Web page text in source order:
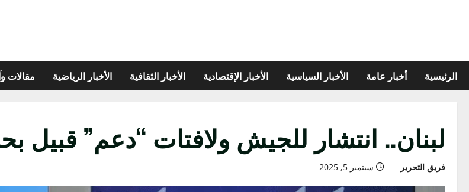
الرئيسية أخبار عامة الأخبار السياسية الأخبار الإقتصادية الأخبار الثقافية الأخبار الرياضية مقالات
لبنان.. انتشار للجيش ولافتات “دعم” قبيل
فريق التحرير سبتمبر 5, 2025